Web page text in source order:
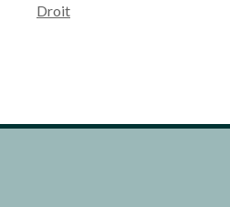
Droit